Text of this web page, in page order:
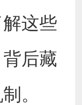
这些
后藏
。